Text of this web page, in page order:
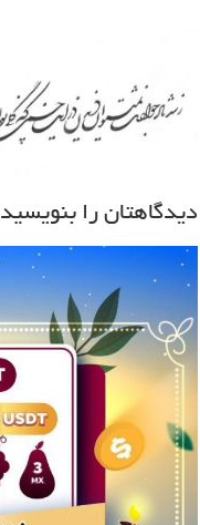
دیدگاهتان را بنویسید